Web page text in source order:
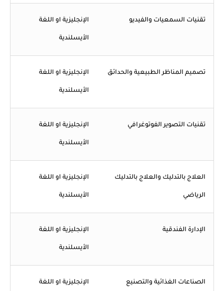
تقنيات السمعيات والفيديو الإنجليزية او اللغة
الأيسلندية
تصميم المناظر الطبيعية والحدائق الإنجليزية او اللغة
الأيسلندية
تقنيات التصوير الفوتوغرافي الإنجليزية او اللغة
الأيسلندية
العلاج بالتدليك والعلاج بالتدليك
الرياضي
الإنجليزية او اللغة
الأيسلندية
الإدارة الفندقية الإنجليزية او اللغة
الأيسلندية
الصناعات الغذائية والتصنيع الإنجليزية او اللغة